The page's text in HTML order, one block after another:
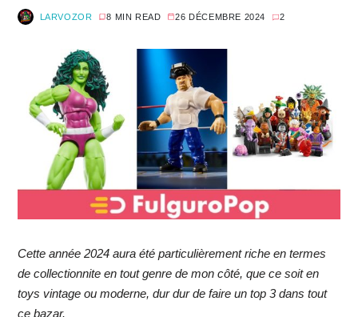
LARVOZOR 8 MIN READ 26 DÉCEMBRE 2024 2
Cette année 2024 aura été particulièrement riche en termes
de collectionnite en tout genre de mon côté, que ce soit en
toys vintage ou moderne, dur dur de faire un top 3 dans tout
ce bazar.